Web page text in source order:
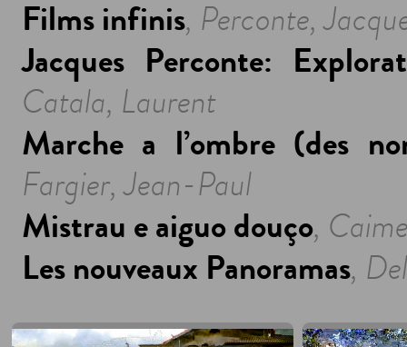
Films infinis, Perconte,
Jacques Perconte:
Catala, Laurent
Marche a l’ombre (des
Fargier, Jean-Paul
Mistrau e aiguo douço,
Les nouveaux Panoramas,